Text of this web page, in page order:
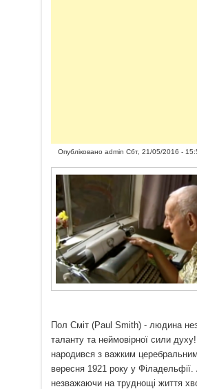
Опублікованоadmin Сбт, 21/05/2016 -
Пол Сміт (Paul Smith) - людина
таланту та неймовірної сили
народився з важким
вересня 1921 року у
незважаючи на труднощі життя